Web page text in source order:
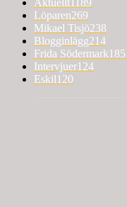
Aktuellt 1189
Löparen269
Mikael Tisjö238
Blogginlägg214
Frida Södermark185
Intervjuer124
Eskil120